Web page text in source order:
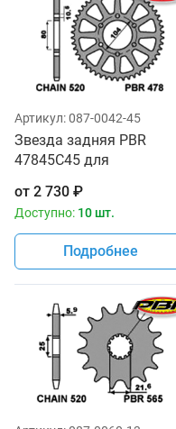
Артикул:087-0042-45
Звезда задняя PBR
47845C45 для
от 2 730 ₽
Доступно: 10 шт.
Подробнее